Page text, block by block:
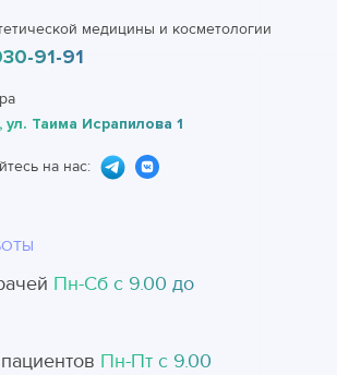
медицины и косметологии
91-91
ул. Таима Исрапилова 1
на нас:
Пн-Cб с 9.00 до
Пн-Пт с 9.00